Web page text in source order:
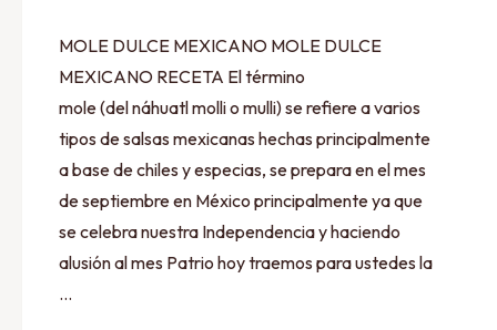
MOLE DULCE MEXICANO MOLE DULCE
MEXICANO RECETA El término
mole (del náhuatl molli o mulli) se refiere a varios
tipos de salsas mexicanas hechas principalmente
a base de chiles y especias, se prepara en el mes
de septiembre en México principalmente ya que
se celebra nuestra Independencia y haciendo
alusión al mes Patrio hoy traemos para ustedes la
…